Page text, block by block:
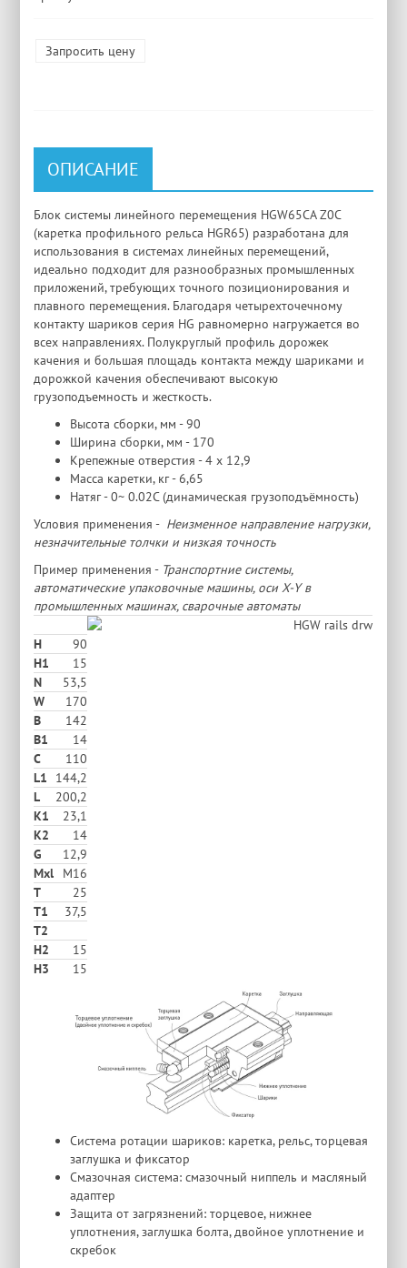
Запросить цену
ОПИСАНИЕ
Блок системы линейного перемещения HGW65CA Z0C
(каретка профильного рельса HGR65) разработана для
использования в системах линейных перемещений,
идеально подходит для разнообразных промышленных
приложений, требующих точного позиционирования и
плавного перемещения. Благодаря четырехточечному
контакту шариков серия HG равномерно нагружается во
всех направлениях. Полукруглый профиль дорожек
качения и большая площадь контакта между шариками и
дорожкой качения обеспечивают высокую
грузоподъемность и жесткость.
Высота сборки, мм - 90
Ширина сборки, мм - 170
Крепежные отверстия - 4 х 12,9
Масса каретки, кг - 6,65
Натяг - 0~ 0.02C (динамическая грузоподъёмность)
Условия применения - Неизменное направление нагрузки,
незначительные толчки и низкая точность
Пример применения - Транспортние системы,
автоматические упаковочные машины, оси X-Y в
промышленных машинах, сварочные автоматы
H
90
H1
15
N
53,5
W
170
В
142
B1
14
C
110
L1
144,2
L
200,2
K1
23,1
K2
14
G
12,9
Mxl
M16
T
25
T1
37,5
T2
H2
15
Н3
15
Система ротации шариков: каретка, рельс, торцевая
заглушка и фиксатор
Смазочная система: смазочный ниппель и масляный
адаптер
Защита от загрязнений: торцевое, нижнее
уплотнения, заглушка болта, двойное уплотнение и
скребок